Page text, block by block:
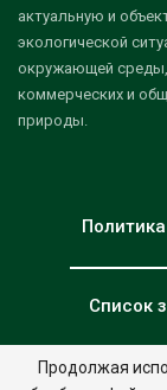
актуальную и
экологической
окружающей среды,
коммерческих и
природы.
Список
Продолжая